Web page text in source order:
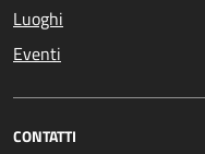
Luoghi
Eventi
CONTATTI